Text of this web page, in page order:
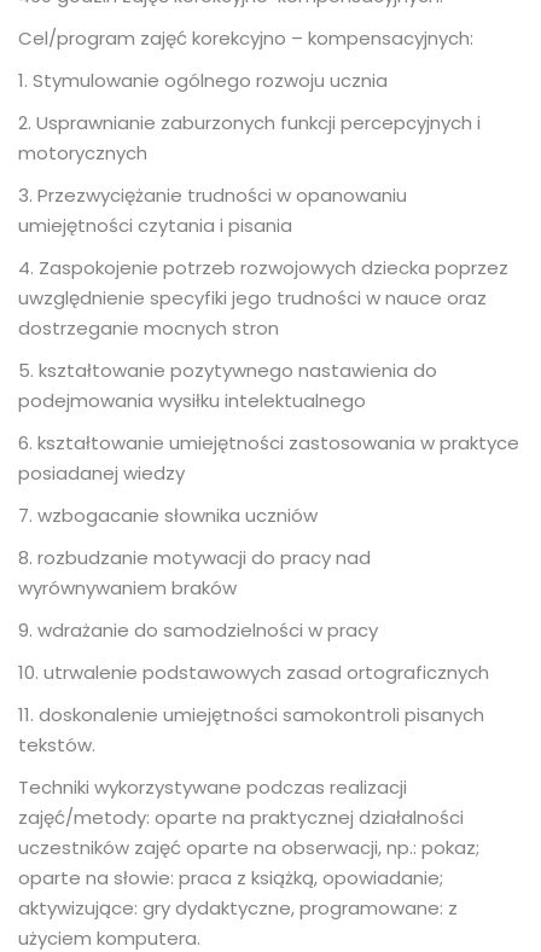
Cel/program zajęć korekcyjno – kompensacyjnych:
1. Stymulowanie ogólnego rozwoju ucznia
2. Usprawnianie zaburzonych funkcji percepcyjnych i
motorycznych
3. Przezwyciężanie trudności w opanowaniu
umiejętności czytania i pisania
4. Zaspokojenie potrzeb rozwojowych dziecka poprzez
uwzględnienie specyfiki jego trudności w nauce oraz
dostrzeganie mocnych stron
5. kształtowanie pozytywnego nastawienia do
podejmowania wysiłku intelektualnego
6. kształtowanie umiejętności zastosowania w praktyce
posiadanej wiedzy
7. wzbogacanie słownika uczniów
8. rozbudzanie motywacji do pracy nad
wyrównywaniem braków
9. wdrażanie do samodzielności w pracy
10. utrwalenie podstawowych zasad ortograficznych
11. doskonalenie umiejętności samokontroli pisanych
tekstów.
Techniki wykorzystywane podczas realizacji
zajęć/metody: oparte na praktycznej działalności
uczestników zajęć oparte na obserwacji, np.: pokaz;
oparte na słowie: praca z książką, opowiadanie;
aktywizujące: gry dydaktyczne, programowane: z
użyciem komputera.